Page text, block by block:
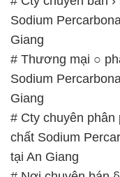
Giang
# Cty chuyên phân
chất Sodium
tại An Giang
# Nơi chuyên bán
Sodium
Giang
# Địa chỉ chuyên
hóa chất Sodium